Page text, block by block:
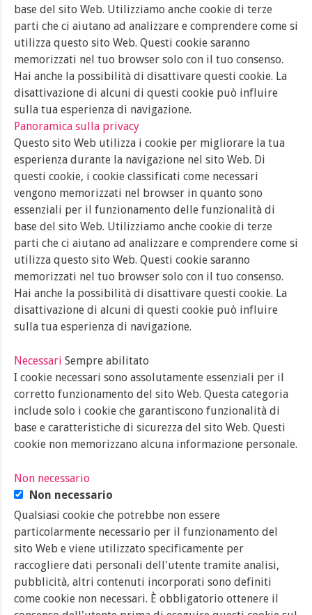
base del sito Web. Utilizziamo anche cookie di terze
parti che ci aiutano ad analizzare e comprendere come si
utilizza questo sito Web. Questi cookie saranno
memorizzati nel tuo browser solo con il tuo consenso.
Hai anche la possibilità di disattivare questi cookie. La
disattivazione di alcuni di questi cookie può influire
sulla tua esperienza di navigazione.
Panoramica sulla privacy
Questo sito Web utilizza i cookie per migliorare la tua
esperienza durante la navigazione nel sito Web. Di
questi cookie, i cookie classificati come necessari
vengono memorizzati nel browser in quanto sono
essenziali per il funzionamento delle funzionalità di
base del sito Web. Utilizziamo anche cookie di terze
parti che ci aiutano ad analizzare e comprendere come si
utilizza questo sito Web. Questi cookie saranno
memorizzati nel tuo browser solo con il tuo consenso.
Hai anche la possibilità di disattivare questi cookie. La
disattivazione di alcuni di questi cookie può influire
sulla tua esperienza di navigazione.
Necessari Sempre abilitato
I cookie necessari sono assolutamente essenziali per il
corretto funzionamento del sito Web. Questa categoria
include solo i cookie che garantiscono funzionalità di
base e caratteristiche di sicurezza del sito Web. Questi
cookie non memorizzano alcuna informazione personale.
Non necessario
Non necessario
Qualsiasi cookie che potrebbe non essere
particolarmente necessario per il funzionamento del
sito Web e viene utilizzato specificamente per
raccogliere dati personali dell'utente tramite analisi,
pubblicità, altri contenuti incorporati sono definiti
come cookie non necessari. È obbligatorio ottenere il